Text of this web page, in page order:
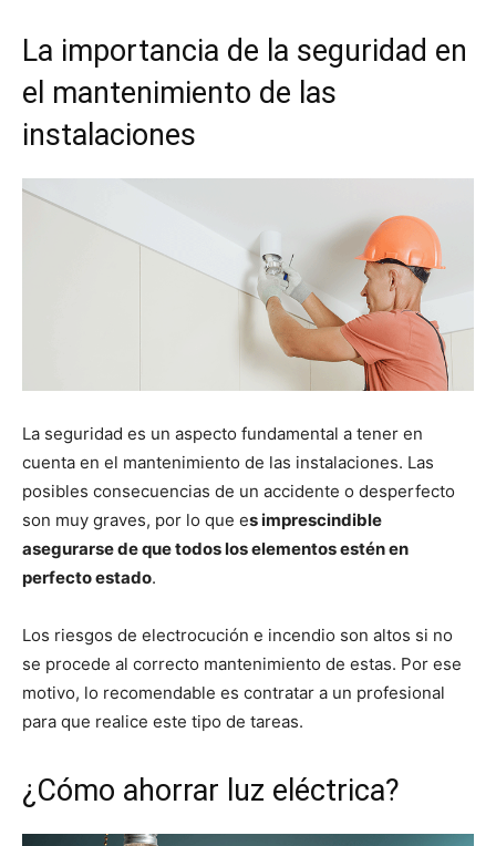
La importancia de la seguridad en
el mantenimiento de las
instalaciones
La seguridad es un aspecto fundamental a tener en
cuenta en el mantenimiento de las instalaciones. Las
posibles consecuencias de un accidente o desperfecto
son muy graves, por lo que es imprescindible
asegurarse de que todos los elementos estén en
perfecto estado.
Los riesgos de electrocución e incendio son altos si no
se procede al correcto mantenimiento de estas. Por ese
motivo, lo recomendable es contratar a un profesional
para que realice este tipo de tareas.
¿Cómo ahorrar luz eléctrica?